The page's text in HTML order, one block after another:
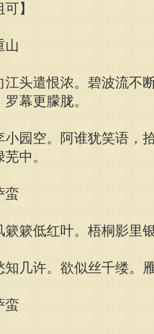
可】
山
江头遣恨浓。碧波流不
罗幕更朦胧。
小园空。阿谁犹笑语，
中。
蛮
簌簌低红叶。梧桐影里
知几许。欲似丝千缕。
蛮